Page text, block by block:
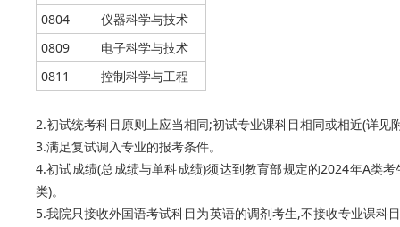
0804
仪器科学与技术
0809
电子科学与技术
0811
控制科学与工程
2.初试统考科目原则上应当相同;初试专业课科目相同或相近(详见
3.满足复试调入专业的报考条件。
4.初试成绩(总成绩与单科成绩)须达到教育部规定的2024年A类
类)。
5.我院只接收外国语考试科目为英语的调剂考生,不接收专业课科